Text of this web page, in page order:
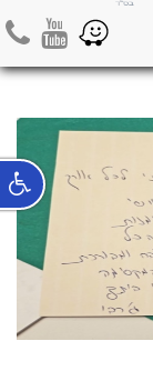
Youtube Waze